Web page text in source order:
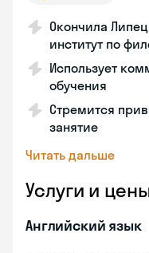
Окончила
институт по
Использует
обучения
Стремится
занятие
Читать дальше
Услуги и
Английский язык